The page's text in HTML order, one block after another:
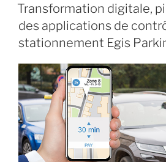
Transformation digitale,
des applications de
stationnement Egis